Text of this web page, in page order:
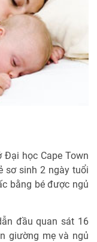
học Cape Town
sơ sinh 2 ngày tuổi
bằng bé được ngủ
đầu quan sát 16
giường mẹ và ngủ